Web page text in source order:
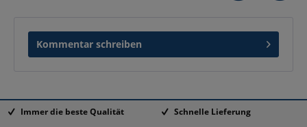
Kommentar schreiben
Immer die beste Qualität
Schnelle Lieferung